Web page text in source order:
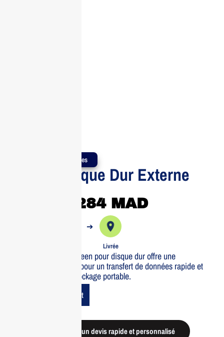
Produits Authentiques
Boitier Disque Dur Externe
284MAD
➔
Livrée
Le boîtier externe Ugreen pour disque dur offre une
connectivité USB 2.0 pour un transfert de données rapide et
facile. Idéal pour le stockage portable.
Add To Cart
Demander un devis rapide et personnalisé